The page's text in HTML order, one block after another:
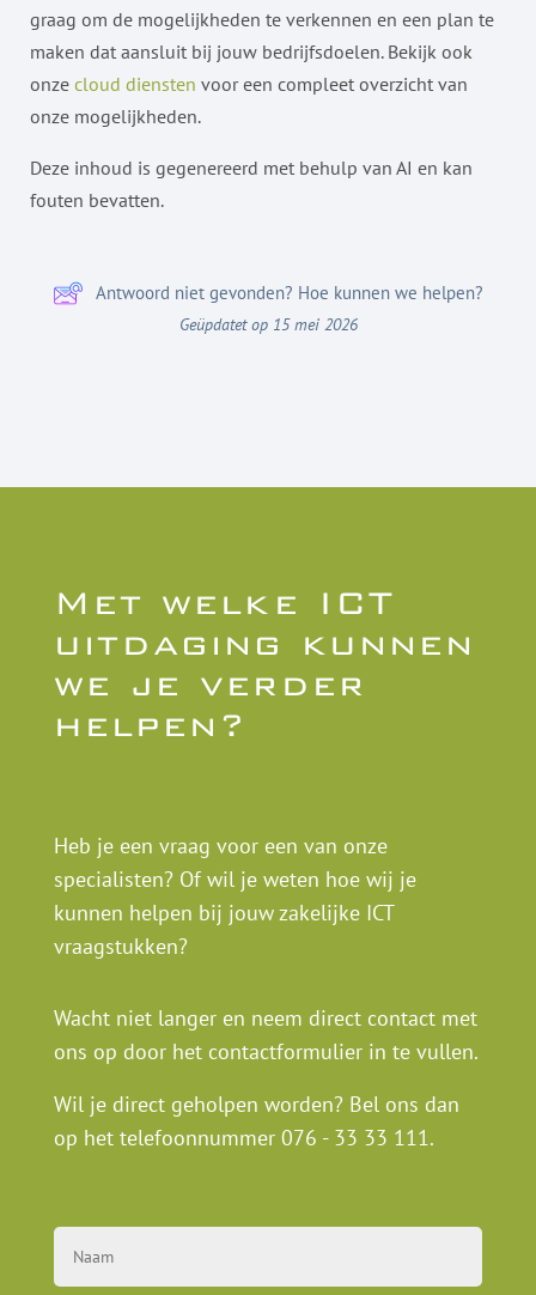
graag om de mogelijkheden te verkennen en een plan te
maken dat aansluit bij jouw bedrijfsdoelen. Bekijk ook
onze cloud diensten voor een compleet overzicht van
onze mogelijkheden.
Deze inhoud is gegenereerd met behulp van AI en kan
fouten bevatten.
Antwoord niet gevonden? Hoe kunnen we helpen?
Geüpdatet op 15 mei 2026
Met welke ICT
uitdaging kunnen
we je verder
helpen?
Heb je een vraag voor een van onze
specialisten? Of wil je weten hoe wij je
kunnen helpen bij jouw zakelijke ICT
vraagstukken?
Wacht niet langer en neem direct contact met
ons op door het contactformulier in te vullen.
Wil je direct geholpen worden? Bel ons dan
op het telefoonnummer 076 - 33 33 111.